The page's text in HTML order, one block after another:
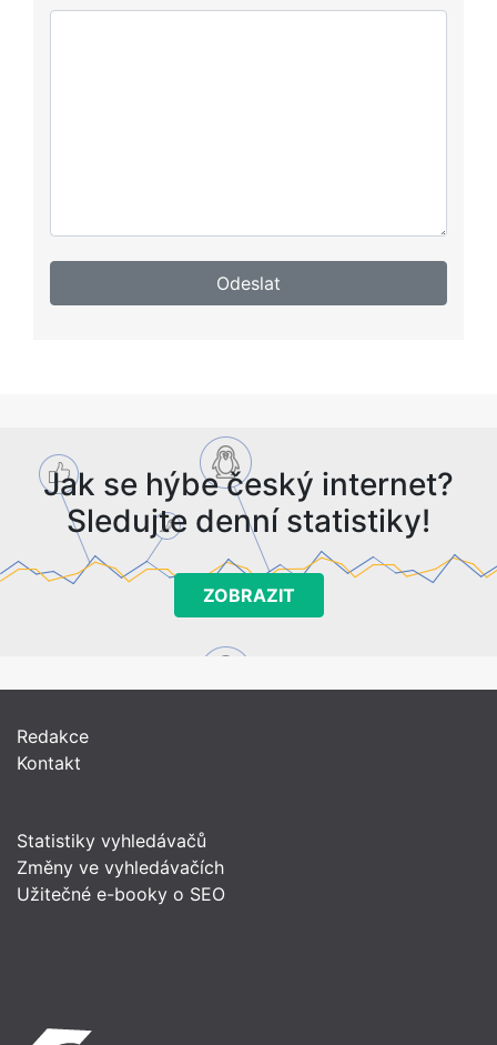
Jak se hýbe český internet?
Sledujte denní statistiky!
ZOBRAZIT
Redakce
Kontakt
Statistiky vyhledávačů
Změny ve vyhledávačích
Užitečné e-booky o SEO